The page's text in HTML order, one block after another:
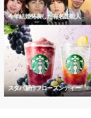
今年結婚発表した有名芸能人
スタバ新作フローズンティー